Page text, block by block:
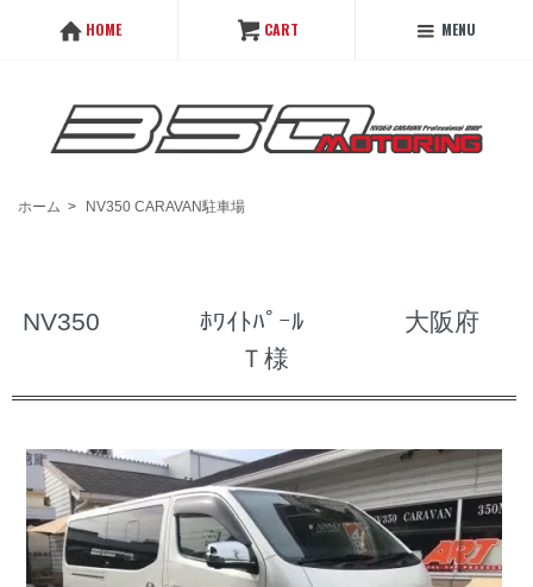
HOME CART MENU
ホーム > NV350 CARAVAN駐車場
NV350 ﾎﾜｲﾄﾊﾟｰﾙ 大阪府
Ｔ様